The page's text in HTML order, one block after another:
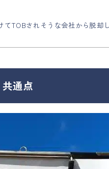
てTOBされそうな会社から脱却
通点